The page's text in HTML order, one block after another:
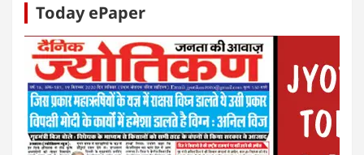
Today ePaper